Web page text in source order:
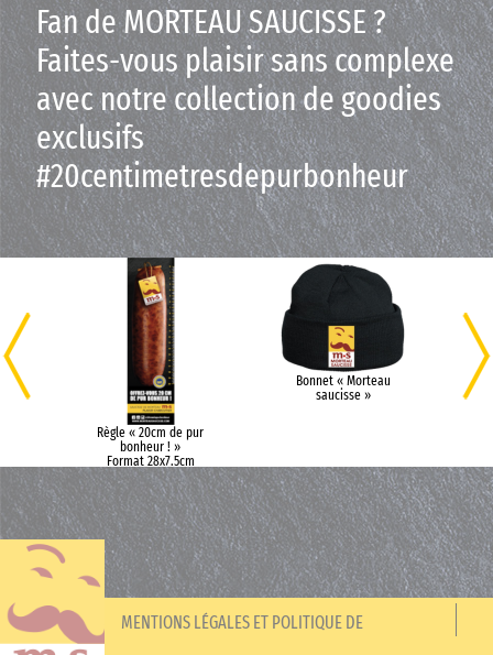
Fan de MORTEAU SAUCISSE ?
Faites-vous plaisir sans complexe
avec notre collection de goodies
exclusifs
#20centimetresdepurbonheur
Règle « 20cm de pur
bonheur ! »
Format 28x7.5cm
Bonnet « Morteau
saucisse »
MENTIONS LÉGALES ET POLITIQUE DE